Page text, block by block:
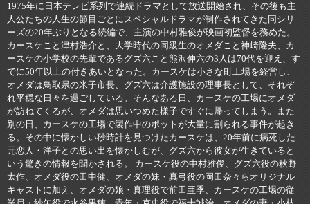
1975年に日本テレビ系列で連続ドラマとして放送開始され、その後も主
人公たちの人生の節目ごとにスペシャルドラマが制作されてきた同シリ
ーズの20年ぶりとなる続編で、主演の中村雅俊が映画初監督を務めた。
カースケこと津村浩介と、大学時代の同級生のオメダこと神崎隆夫、カ
ースケの小学校の先輩であるグズ六こと熊沢伸六の3人は70代を迎え、す
でに50年以上の付きあいとなった。カースケは小さな町工場を経営し、
オメダは鳥取県の米子市長、グズ六は介護施設の理事長として、それぞ
れ平穏な日々を過ごしている。そんなある日、カースケの工場にオメダ
が訪ねてくるが、オメダは思いつめた様子ですぐに帰ってしまう。また
別の日、カースケの工場で製作中のポットが大量に割られる事件が起き
る。その中に懐かしい砂時計を見つけたカースケは、20年前に病死した
元恋人・洋子との思い出を懐かしむが、グズ六から彼女が生きていると
いう驚きの情報を聞かされる。 カースケ役の中村雅俊、グズ六役の秋野
太作、オメダ役の田中健、オメダの妹・真弓役の岡田奈々らオリジナル
キャストに加え、オメダの娘・真理役で前田亜季、カースケの工場の従